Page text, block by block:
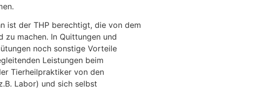
ist der THP berechtigt, die von dem
machen. In Quittungen und
noch sonstige Vorteile
Leistungen beim
Tierheilpraktiker von den
Labor) und sich selbst